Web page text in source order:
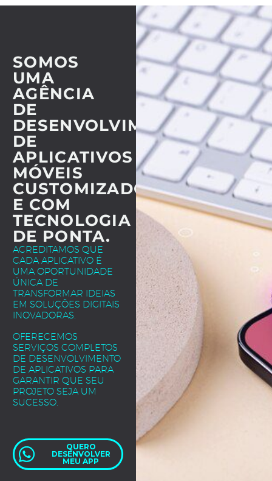
SOMOS
UMA
AGÊNCIA
DE
DESENVOLVIMENTO
DE
APLICATIVOS
MÓVEIS
CUSTOMIZADOS
E COM
TECNOLOGIA
DE PONTA.
ACREDITAMOS QUE
CADA APLICATIVO É
UMA OPORTUNIDADE
ÚNICA DE
TRANSFORMAR IDEIAS
EM SOLUÇÕES DIGITAIS
INOVADORAS.
OFERECEMOS
SERVIÇOS COMPLETOS
DE DESENVOLVIMENTO
DE APLICATIVOS PARA
GARANTIR QUE SEU
PROJETO SEJA UM
SUCESSO.
QUERO
DESENVOLVER
MEU APP